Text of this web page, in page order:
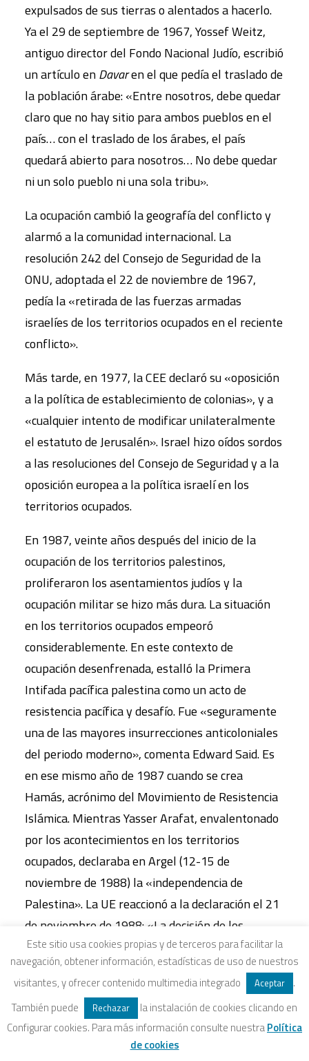
expulsados de sus tierras o alentados a hacerlo.
Ya el 29 de septiembre de 1967, Yossef Weitz,
antiguo director del Fondo Nacional Judío, escribió
un artículo enDavaren el que pedía el traslado de
la población árabe: «Entre nosotros, debe quedar
claro que no hay sitio para ambos pueblos en el
país… con el traslado de los árabes, el país
quedará abierto para nosotros… No debe quedar
ni un solo pueblo ni una sola tribu».
La ocupación cambió la geografía del conflicto y
alarmó a la comunidad internacional. La
resolución 242 del Consejo de Seguridad de la
ONU, adoptada el 22 de noviembre de 1967,
pedía la «retirada de las fuerzas armadas
israelíes de los territorios ocupados en el reciente
conflicto».
Más tarde, en 1977, la CEE declaró su «oposición
a la política de establecimiento de colonias», y a
«cualquier intento de modificar unilateralmente
el estatuto de Jerusalén». Israel hizo oídos sordos
a las resoluciones del Consejo de Seguridad y a la
oposición europea a la política israelí en los
territorios ocupados.
En 1987, veinte años después del inicio de la
ocupación de los territorios palestinos,
proliferaron los asentamientos judíos y la
ocupación militar se hizo más dura. La situación
en los territorios ocupados empeoró
considerablemente. En este contexto de
ocupación desenfrenada, estalló la Primera
Intifada pacífica palestina como un acto de
resistencia pacífica y desafío. Fue «seguramente
una de las mayores insurrecciones anticoloniales
del periodo moderno», comenta Edward Said. Es
en ese mismo año de 1987 cuando se crea
Hamás, acrónimo del Movimiento de Resistencia
Islámica. Mientras Yasser Arafat, envalentonado
por los acontecimientos en los territorios
ocupados, declaraba en Argel (12-15 de
noviembre de 1988) la «independencia de
Palestina». La UE reaccionó a la declaración el 21
de noviembre de 1988: «La decisión de los
palestinos refleja la voluntad del pueblo
palestino de afirmar su identidad nacional». La
OLP en el exilio fue rehabilitada para gran
disgusto de Israel.
Lamentablemente, la invasión iraquí de Kuwait (2
Este sitio usa cookies propias y de terceros para facilitar la
navegación, obtener información, estadísticas de uso de nuestros
visitantes, y ofrecer contenido multimedia integrado
Aceptar
.
También puede
Rechazar
la instalación de cookies clicando en
Configurar cookies. Para más información consulte nuestraPolítica
de cookies